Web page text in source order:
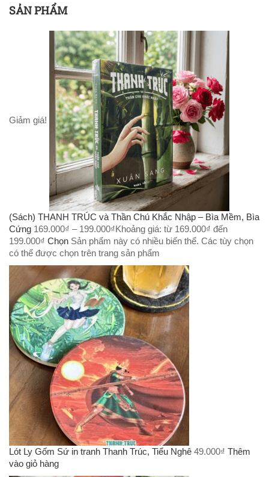
SẢN PHẨM
Giảm giá!
(Sách) THANH TRÚC và Thần Chú Khắc Nhập – Bìa Mềm, Bìa
Cứng 169.000₫ – 199.000₫Khoảng giá: từ 169.000₫ đến
199.000₫ Chọn Sản phẩm này có nhiều biến thể. Các tùy chọn
có thể được chọn trên trang sản phẩm
Lót Ly Gốm Sứ in tranh Thanh Trúc, Tiểu Nghê 49.000₫ Thêm
vào giỏ hàng